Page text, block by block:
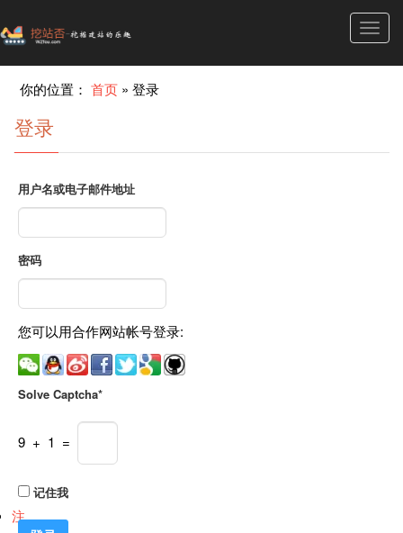
你的位置：首页 »登录
登录
用户名或电子邮件地址
密码
您可以用合作网站帐号登录:
Solve Captcha*
9 + 1 =
记住我
注